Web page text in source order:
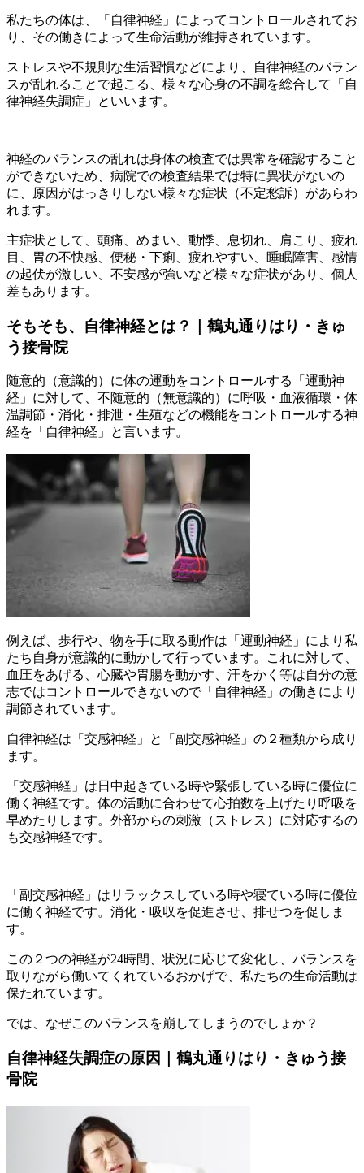
私たちの体は、「自律神経」によってコントロールされてお
り、その働きによって生命活動が維持されています。
ストレスや不規則な生活習慣などにより、自律神経のバラン
スが乱れることで起こる、様々な心身の不調を総合して「自
律神経失調症」といいます。
神経のバランスの乱れは身体の検査では異常を確認すること
ができないため、病院での検査結果では特に異状がないの
に、原因がはっきりしない様々な症状（不定愁訴）があらわ
れます。
主症状として、頭痛、めまい、動悸、息切れ、肩こり、疲れ
目、胃の不快感、便秘・下痢、疲れやすい、睡眠障害、感情
の起伏が激しい、不安感が強いなど様々な症状があり、個人
差もあります。
そもそも、自律神経とは？｜鶴丸通りはり・きゅ
う接骨院
随意的（意識的）に体の運動をコントロールする「運動神
経」に対して、不随意的（無意識的）に呼吸・血液循環・体
温調節・消化・排泄・生殖などの機能をコントロールする神
経を「自律神経」と言います。
例えば、歩行や、物を手に取る動作は「運動神経」により私
たち自身が意識的に動かして行っています。これに対して、
血圧をあげる、心臓や胃腸を動かす、汗をかく等は自分の意
志ではコントロールできないので「自律神経」の働きにより
調節されています。
自律神経は「交感神経」と「副交感神経」の２種類から成り
ます。
「交感神経」は日中起きている時や緊張している時に優位に
働く神経です。体の活動に合わせて心拍数を上げたり呼吸を
早めたりします。外部からの刺激（ストレス）に対応するの
も交感神経です。
「副交感神経」はリラックスしている時や寝ている時に優位
に働く神経です。消化・吸収を促進させ、排せつを促しま
す。
この２つの神経が24時間、状況に応じて変化し、バランスを
取りながら働いてくれているおかげで、私たちの生命活動は
保たれています。
では、なぜこのバランスを崩してしまうのでしょか？
自律神経失調症の原因｜鶴丸通りはり・きゅう接
骨院